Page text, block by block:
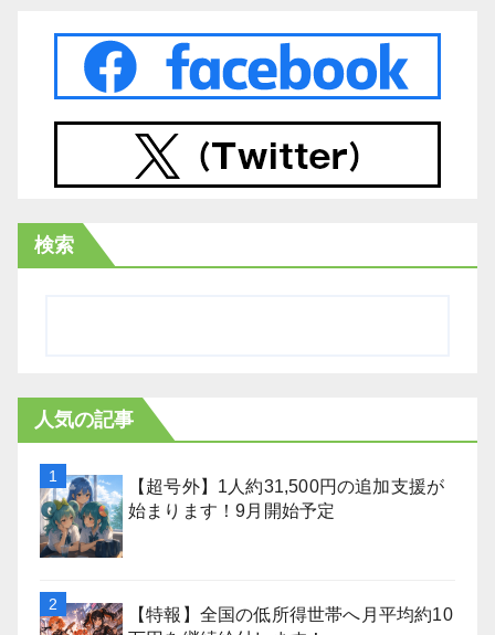
検索
人気の記事
【超号外】1人約31,500円の追加支援が
始まります！9月開始予定
【特報】全国の低所得世帯へ月平均約10